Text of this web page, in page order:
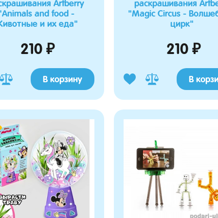
Марина
10.03.2026 19:06:15
просила такого пупсеныша,
в кенгуру и мы остались
Пупсик достаточно
мелкий, реалистичный, удобно
и не тяжёлый для
переноске "Маленько чудо"
Купила для санок, которые как коляска,
отлично вписался, боковушки на матрасике
хорошо бочки ребёнка прикрывают. Мягкий
Матрасик универсальный с отворотом
для санок,колясок, автокресел.
Artberry
and food -
и их еда"
210 ₽
В корзину
раскрашивания
"Magic Circus -
цирк"
210 ₽
В